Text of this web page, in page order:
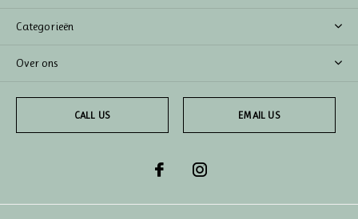
Categorieën
Over ons
CALL US EMAIL US